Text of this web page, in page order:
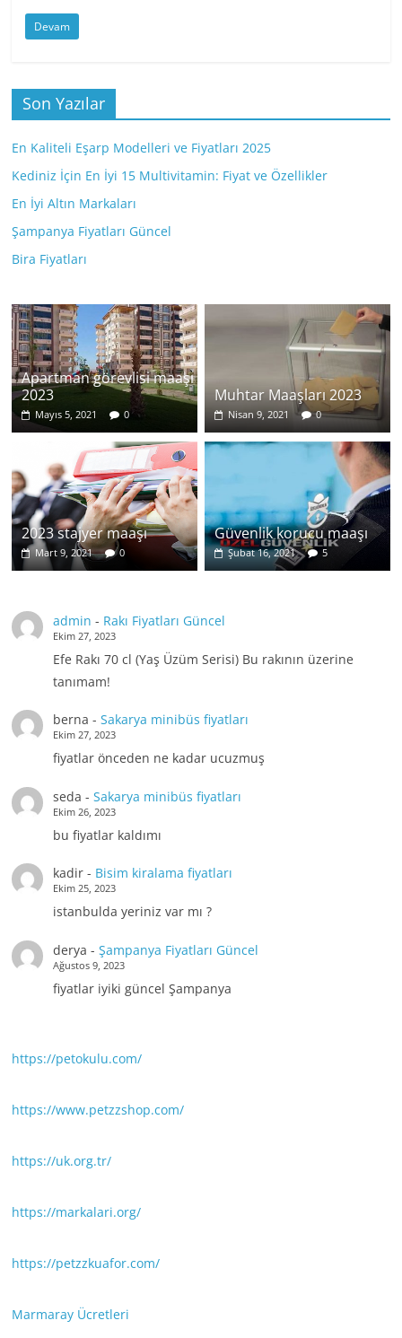
Devam
Son Yazılar
En Kaliteli Eşarp Modelleri ve Fiyatları 2025
Kediniz İçin En İyi 15 Multivitamin: Fiyat ve Özellikler
En İyi Altın Markaları
Şampanya Fiyatları Güncel
Bira Fiyatları
Apartman görevlisi maaşı
2023
Mayıs 5, 2021 0
Muhtar Maaşları 2023
Nisan 9, 2021 0
2023 stajyer maaşı
Mart 9, 2021 0
Güvenlik korucu maaşı
Şubat 16, 2021 5
admin - Rakı Fiyatları Güncel
Ekim 27, 2023
Efe Rakı 70 cl (Yaş Üzüm Serisi) Bu rakının üzerine
tanımam!
berna - Sakarya minibüs fiyatları
Ekim 27, 2023
fiyatlar önceden ne kadar ucuzmuş
seda - Sakarya minibüs fiyatları
Ekim 26, 2023
bu fiyatlar kaldımı
kadir- Bisim kiralama fiyatları
Ekim 25, 2023
istanbulda yeriniz var mı ?
derya - Şampanya Fiyatları Güncel
Ağustos 9, 2023
fiyatlar iyiki güncel Şampanya
https://petokulu.com/
https://www.petzzshop.com/
https://uk.org.tr/
https://markalari.org/
https://petzzkuafor.com/
Marmaray Ücretleri